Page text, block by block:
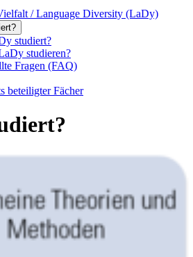
/ Language Diversity (LaDy)
studiert?
studieren?
Fragen (FAQ)
beteiligter Fächer